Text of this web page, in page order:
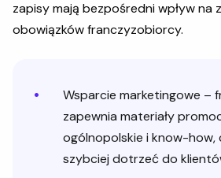
zapisy mają bezpośredni wpływ na
obowiązków franczyzobiorcy.
Wsparcie marketingowe –
zapewnia materiały
ogólnopolskie i know-how,
szybciej dotrzeć do